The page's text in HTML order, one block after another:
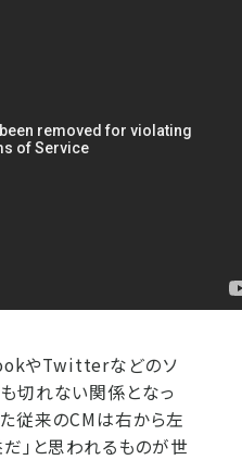
やTwitterなどのソ
切れない関係となっ
従来のCMは右から左
だ」と思われるものが世